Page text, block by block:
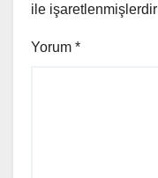
ile işaretlenmişlerdir
Yorum *